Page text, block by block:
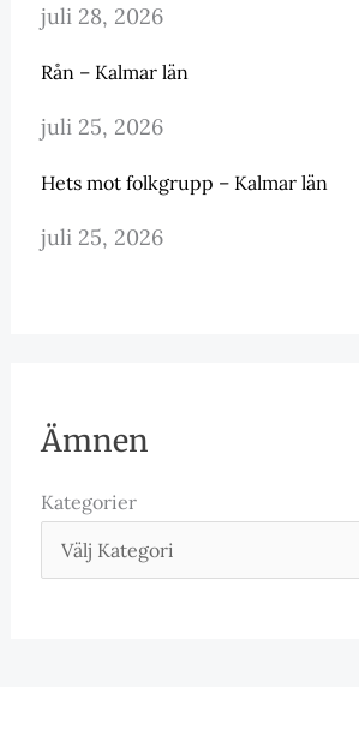
juli 28, 2026
Rån – Kalmar län
juli 25, 2026
Hets mot folkgrupp – Kalmar län
juli 25, 2026
Ämnen
Kategorier